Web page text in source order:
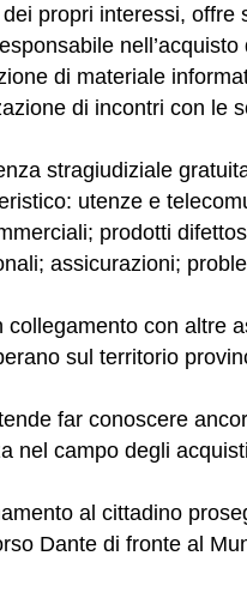
propri interessi, offre
di materiale
di incontri con le
stragiudiziale
utenze e
prodotti
assicurazioni;
collegamento con altre
sul territorio
far conoscere
nel campo degli
al cittadino
Dante di fronte al